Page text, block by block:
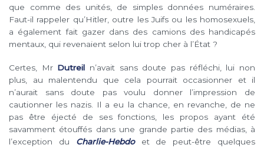
que comme des unités, de simples données numéraires.
Faut-il rappeler qu’Hitler, outre les Juifs ou les homosexuels,
a également fait gazer dans des camions des handicapés
mentaux, qui revenaient selon lui trop cher à l’État ?
Certes, Mr Dutreil n’avait sans doute pas réfléchi, lui non
plus, au malentendu que cela pourrait occasionner et il
n’aurait sans doute pas voulu donner l’impression de
cautionner les nazis. Il a eu la chance, en revanche, de ne
pas être éjecté de ses fonctions, les propos ayant été
savamment étouffés dans une grande partie des médias, à
l’exception du
Charlie-Hebdoet de peut-être quelques